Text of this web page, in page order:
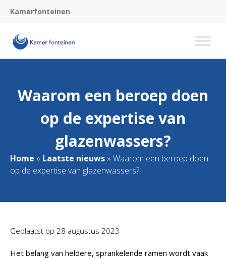
Kamerfonteinen
Waarom een beroep doen
op de expertise van
glazenwassers?
Home » Laatste nieuws » Waarom een beroep doen
op de expertise van glazenwassers?
Geplaatst op 28 augustus 2023
Het belang van heldere, sprankelende ramen wordt vaak